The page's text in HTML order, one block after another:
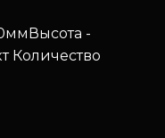
Высота -
Количество